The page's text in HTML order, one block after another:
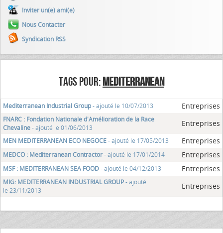
Inviter un(e) ami(e)
Nous Contacter
Syndication RSS
TAGS POUR: MEDITERRANEAN
Mediterranean Industrial Group- ajouté le 10/07/2013 Entreprises
FNARC : Fondation Nationale d'Amélioration de la Race
Chevaline- ajouté le 01/06/2013 Entreprises
MEN MEDITERRANEAN ECO NEGOCE- ajouté le 17/05/2013 Entreprises
MEDCO : Mediterranean Contractor- ajouté le 17/01/2014 Entreprises
MSF : MEDITERRANEAN SEA FOOD- ajouté le 04/12/2013 Entreprises
MIG: MEDITERRANEAN INDUSTRIAL GROUP- ajouté
le 23/11/2013
Entreprises